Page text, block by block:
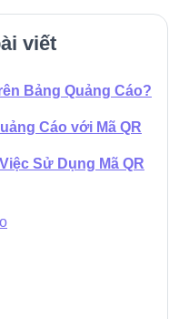
viết
Bảng Quảng Cáo?
Cáo với Mã QR
Sử Dụng Mã QR